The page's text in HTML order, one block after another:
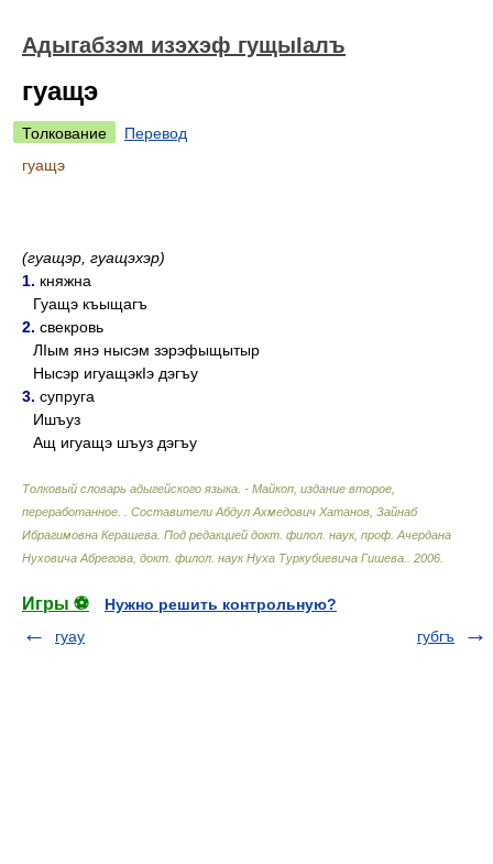
Адыгабзэм изэхэф гущыIалъ
гуащэ
Толкование
Перевод
гуащэ
(гуащэр, гуащэхэр)
1. княжна
Гуащэ къыщагъ
2. свекровь
ЛIым янэ нысэм зэрэфыщытыр
Нысэр игуащэкIэ дэгъу
3. супруга
Ишъуз
Ащ игуащэ шъуз дэгъу
Толковый словарь адыгейского языка. - Майкоп, издание второе,
переработанное.
Составители Абдул Ахмедович Хатанов, Зайнаб
Ибрагимовна Керашева. Под редакцией докт. филол. наук, проф. Ачердана
Нуховича Абрегова, докт. филол. наук Нуха Туркубиевича Гишева.
2006
Игры ⚽
Нужно решить контрольную?
гуау
губгъ